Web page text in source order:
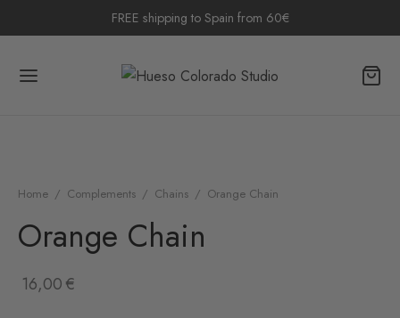
FREE shipping to Spain from 60€
Home / Complements / Chains / Orange Chain
Orange Chain
16,00€